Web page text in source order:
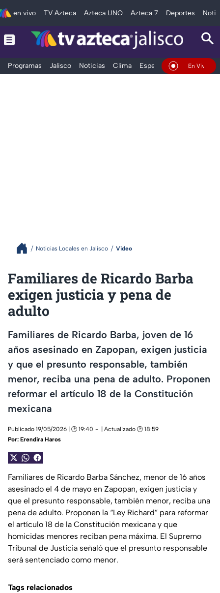
en vivo TV Azteca Azteca UNO Azteca 7 Deportes
Programas Jalisco Noticias Clima Espectáculos Deportes
En Vivo
Noticias Locales en Jalisco Video
Familiares de Ricardo Barba
exigen justicia y pena de
adulto
Familiares de Ricardo Barba, joven de 16
años asesinado en Zapopan, exigen justicia
y que el presunto responsable, también
menor, reciba una pena de adulto. Proponen
reformar el artículo 18 de la Constitución
mexicana
Publicado 19/05/2026 | 🕑 19:40
| Actualizado 🕑 18:59
Por: Erendira Haros
Familiares de Ricardo Barba Sánchez, menor de 16 años
asesinado el 4 de mayo en Zapopan, exigen justicia y
que el presunto responsable, también menor, reciba una
pena de adulto. Proponen la “Ley Richard” para reformar
el artículo 18 de la Constitución mexicana y que
homicidas menores reciban pena máxima. El Supremo
Tribunal de Justicia señaló que el presunto responsable
será sentenciado como menor.
Tags relacionados